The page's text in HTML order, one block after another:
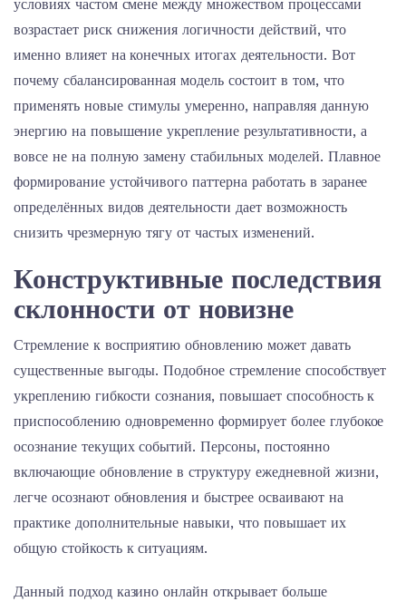
условиях частом смене между множеством процессами
возрастает риск снижения логичности действий, что
именно влияет на конечных итогах деятельности. Вот
почему сбалансированная модель состоит в том, что
применять новые стимулы умеренно, направляя данную
энергию на повышение укрепление результативности, а
вовсе не на полную замену стабильных моделей. Плавное
формирование устойчивого паттерна работать в заранее
определённых видов деятельности дает возможность
снизить чрезмерную тягу от частых изменений.
Конструктивные последствия
склонности от новизне
Стремление к восприятию обновлению может давать
существенные выгоды. Подобное стремление способствует
укреплению гибкости сознания, повышает способность к
приспособлению одновременно формирует более глубокое
осознание текущих событий. Персоны, постоянно
включающие обновление в структуру ежедневной жизни,
легче осознают обновления и быстрее осваивают на
практике дополнительные навыки, что повышает их
общую стойкость к ситуациям.
Данный подход казино онлайн открывает больше